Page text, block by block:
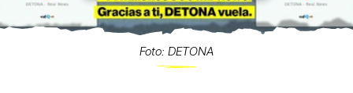
Foto: DETONA